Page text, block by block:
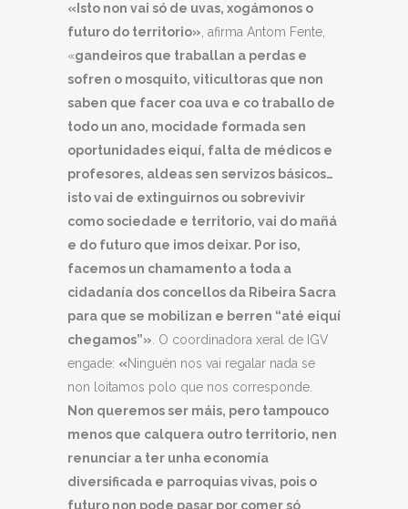
«Isto non vai só de uvas, xogámonos o
futuro do territorio», afirma Antom Fente,
«gandeiros que traballan a perdas e
sofren o mosquito, viticultoras que non
saben que facer coa uva e co traballo de
todo un ano, mocidade formada sen
oportunidades eiquí, falta de médicos e
profesores, aldeas sen servizos básicos…
isto vai de extinguirnos ou sobrevivir
como sociedade e territorio, vai do mañá
e do futuro que imos deixar. Por iso,
facemos un chamamento a toda a
cidadanía dos concellos da Ribeira Sacra
para que se mobilizan e berren “até eiquí
chegamos”». O coordinadora xeral de IGV
engade: «Ninguén nos vai regalar nada se
non loitamos polo que nos corresponde.
Non queremos ser máis, pero tampouco
menos que calquera outro territorio, nen
renunciar a ter unha economía
diversificada e parroquias vivas, pois o
futuro non pode pasar por comer só